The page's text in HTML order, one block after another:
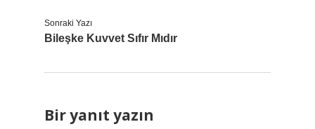
Sonraki Yazı
Bileşke Kuvvet Sıfır Mıdır
Bir yanıt yazın